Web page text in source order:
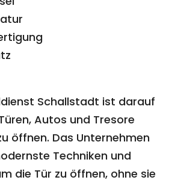
Schallstadt ist darauf
Autos und Tresore
öffnen. Das Unternehmen
Techniken und
die Tür zu öffnen, ohne sie